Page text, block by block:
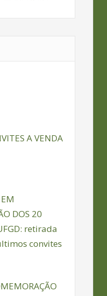
A VENDA
DOS 20
retirada
convites